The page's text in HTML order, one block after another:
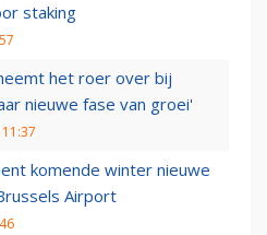
staking
het roer over bij
nieuwe fase van groei'
komende winter nieuwe
Airport